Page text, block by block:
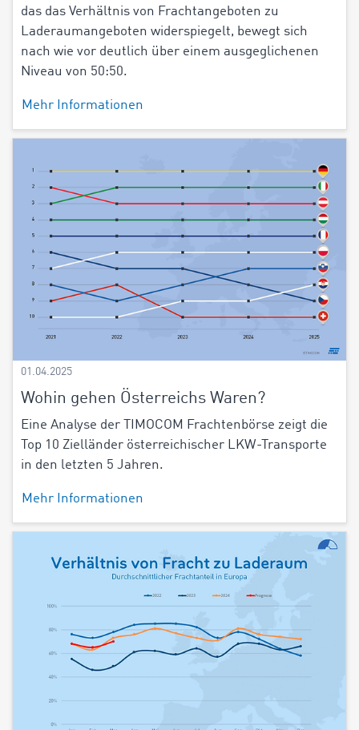
das das Verhältnis von Frachtangeboten zu
Laderaumangeboten widerspiegelt, bewegt sich
nach wie vor deutlich über einem ausgeglichenen
Niveau von 50:50.
Mehr Informationen
01.04.2025
Wohin gehen Österreichs Waren?
Eine Analyse der TIMOCOM Frachtenbörse zeigt die
Top 10 Zielländer österreichischer LKW-Transporte
in den letzten 5 Jahren.
Mehr Informationen